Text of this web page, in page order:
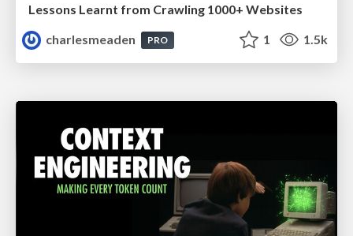
Lessons Learnt from Crawling 1000+ Websites
charlesmeaden
PRO 1 1.5k